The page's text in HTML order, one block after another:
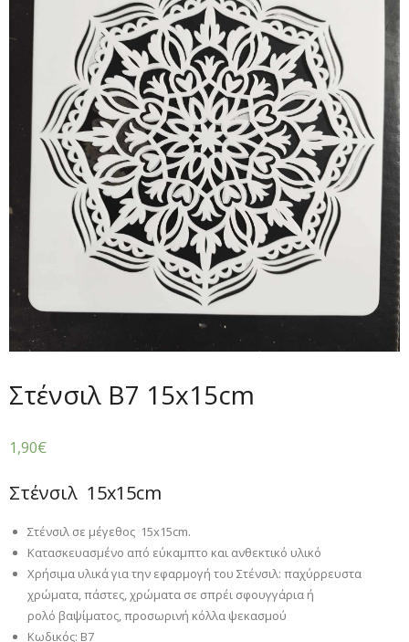
Στένσιλ Β7 15x15cm
1,90€
Στένσιλ 15x15cm
Στένσιλ σε μέγεθος 15x15cm.
Κατασκευασμένο από εύκαμπτο και ανθεκτικό υλικό
Χρήσιμα υλικά για την εφαρμογή του Στένσιλ: παχύρρευστα
χρώματα,πάστες, χρώματα σε σπρέι σφουγγάρια ή
ρολό βαψίματος, προσωρινή κόλλα ψεκασμού
Κωδικός: Β7